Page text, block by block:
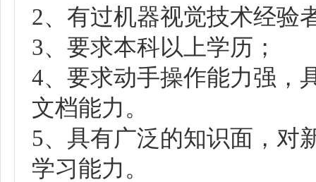
2、有过机器视觉技术经验
3、要求本科以上学历；
4、要求动手操作能力强，
文档能力。
5、具有广泛的知识面，对
学习能力。